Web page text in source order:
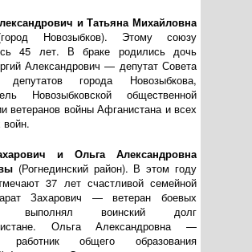
и Татьяна Михайловна
Новозыбков). Этому союзу
45 лет. В браке родились дочь
Александрович — депутат Совета
депутатов города Новозыбкова,
Новозыбковской общественной
ветеранов войны Афганистана и всех
и Ольга Александровна
(Рогнединский район). В этом году
37 лет счастливой семейной
Захарович — ветеран боевых
выполнял воинский долг
Ольга Александровна —
работник общего образования